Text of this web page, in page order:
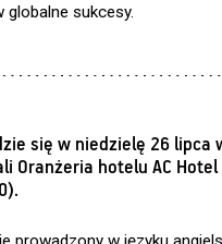
globalne sukcesy.
się w niedzielę 26 lipca
Oranżeria hotelu AC